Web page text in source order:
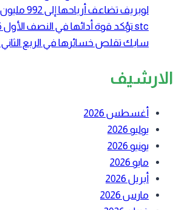
لوبريف تضاعف أرباحها إلى 992 مليون ريال في النصف الأول 2026 بدعم ارتفاع أسعار زيوت الأساس
stc تؤكد قوة أدائها في النصف الأول 2026 وتواصل التوسع في الحوسبة السحابية والبنية الرقمية
سابك تقلص خسائرها في الربع الثاني 2026.. لكن الضغوط التشغيلية لا تزال مستمرة
الارشيف
أغسطس 2026
يوليو 2026
يونيو 2026
مايو 2026
أبريل 2026
مارس 2026